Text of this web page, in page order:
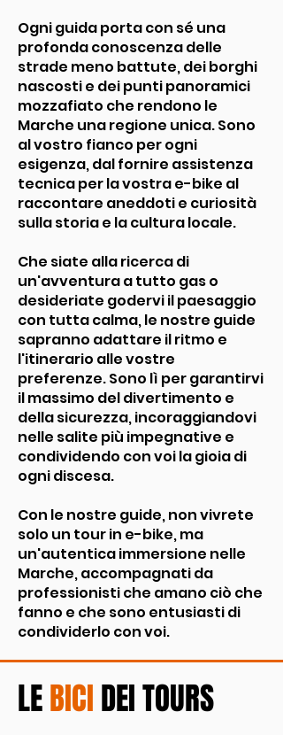
Ogni guida porta con sé una
profonda conoscenza delle
strade meno battute, dei borghi
nascosti e dei punti panoramici
mozzafiato che rendono le
Marche una regione unica. Sono
al vostro fianco per ogni
esigenza, dal fornire assistenza
tecnica per la vostra e-bike al
raccontare aneddoti e curiosità
sulla storia e la cultura locale.
Che siate alla ricerca di
un'avventura a tutto gas o
desideriate godervi il paesaggio
con tutta calma, le nostre guide
sapranno adattare il ritmo e
l'itinerario alle vostre
preferenze. Sono lì per garantirvi
il massimo del divertimento e
della sicurezza, incoraggiandovi
nelle salite più impegnative e
condividendo con voi la gioia di
ogni discesa.
Con le nostre guide, non vivrete
solo un tour in e-bike, ma
un'autentica immersione nelle
Marche, accompagnati da
professionisti che amano ciò che
fanno e che sono entusiasti di
condividerlo con voi.
LEBICIDEI TOURS